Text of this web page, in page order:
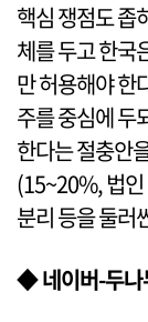
핵심 쟁점도 좁
체를 두고 한국
만 허용해야 한
주를 중심에 두
한다는 절충안
(15~20%, 법
분리 등을 둘러
◆ 네이버-두나